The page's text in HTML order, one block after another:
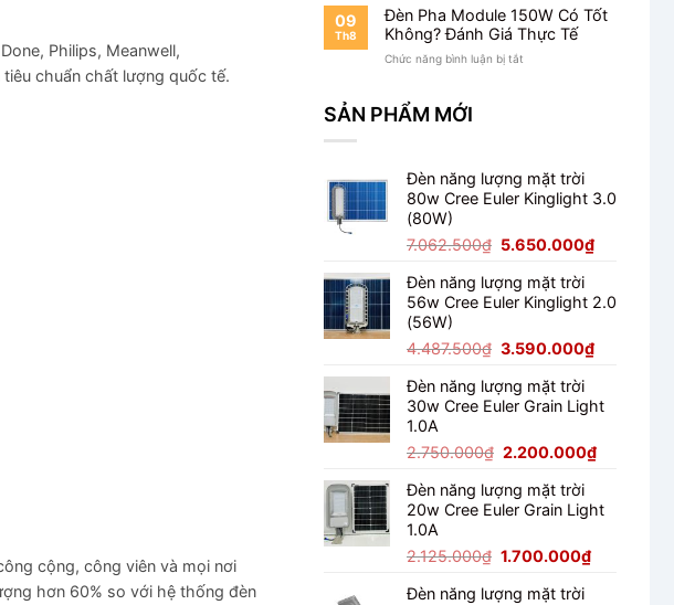
Philips, Meanwell,
chuẩn chất lượng quốc tế.
cộng, công viên và mọi nơi
hơn 60% so với hệ thống đèn
Pha
LED
Module
09
Th8
Đèn Pha Module 150W Có Tốt
Không? Đánh Giá Thực Tế
Chức năng bình luận bị tắt
Không?
Đánh
Tế
SẢN PHẨM MỚI
Đèn năng lượng mặt trời
80w Cree Euler Kinglight 3.0
(80W)
7.062.500₫ Giá
là:
7.062.500₫.
5.650.000₫Giá
là:
Đèn năng lượng mặt trời
56w Cree Euler Kinglight 2.0
(56W)
4.487.500₫ Giá
là:
4.487.500₫.
3.590.000₫Giá
là:
Đèn năng lượng mặt trời
30w Cree Euler Grain Light
1.0A
2.750.000₫ Giá
là:
2.750.000₫.
2.200.000₫Giá
là:
Đèn năng lượng mặt trời
20w Cree Euler Grain Light
1.0A
2.125.000₫ Giá
là:
1.700.000₫Giá
Đèn năng lượng mặt trời